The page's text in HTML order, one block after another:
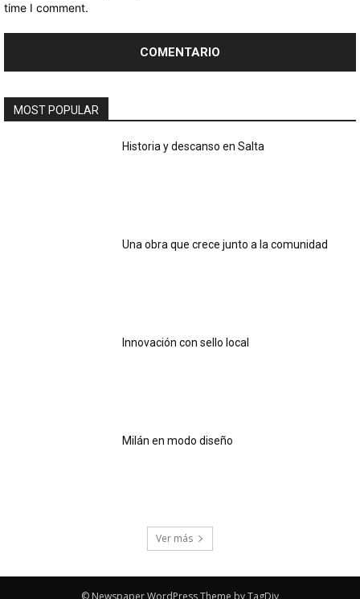
time I comment.
MOST POPULAR
Historia y descanso en Salta
Una obra que crece junto a la comunidad
Innovación con sello local
Milán en modo diseño
Ver más